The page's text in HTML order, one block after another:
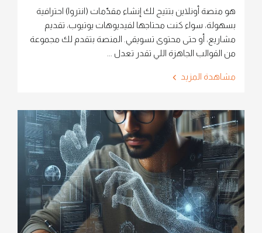
هو منصة أونلاين بتتيح لك إنشاء مقدّمات (انتروا) احترافية
بسهولة، سواء كنت محتاجها لفيديوهات يوتيوب، تقديم
مشاريع، أو حتى محتوى تسويقي. المنصة بتقدم لك مجموعة
من القوالب الجاهزة اللي تقدر تعدل ...
مشاهدة المزيد